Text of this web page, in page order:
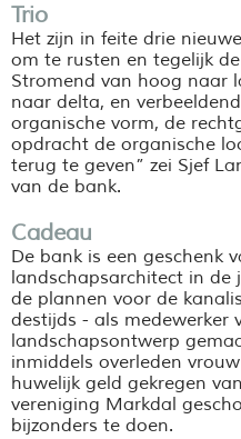
Trio
Het zijn in feite drie
om te rusten en tegelijk
Stromend van hoog naar
naar delta, en
organische vorm, de
opdracht de organische
terug te geven” zei Sjef
van de bank.
Cadeau
De bank is een geschenk
landschapsarchitect in de
de plannen voor de
destijds - als medewerker
landschapsontwerp
inmiddels overleden
huwelijk geld gekregen
vereniging Markdal
bijzonders te doen.